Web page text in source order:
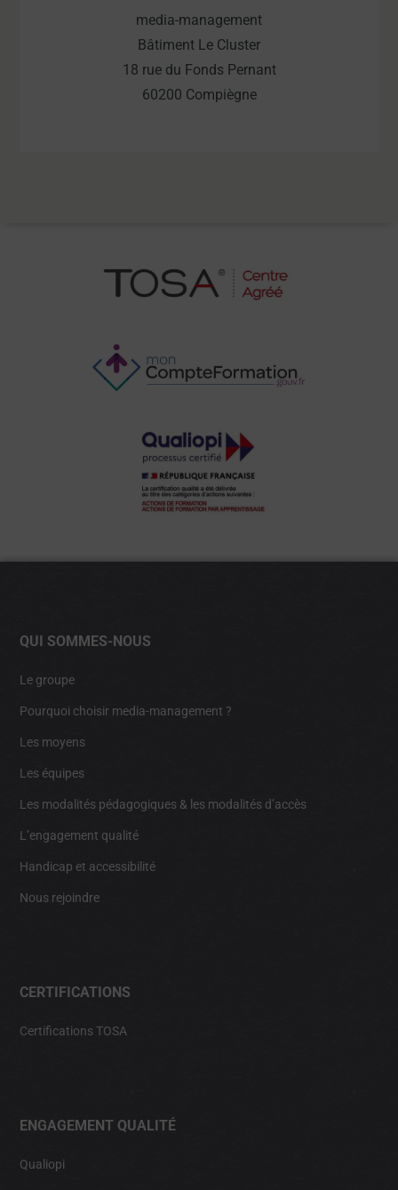
media-management
Bâtiment Le Cluster
18 rue du Fonds Pernant
60200 Compiègne
QUI SOMMES-NOUS
Le groupe
Pourquoi choisir media-management ?
Les moyens
Les équipes
Les modalités pédagogiques & les modalités d’accès
L’engagement qualité
Handicap et accessibilité
Nous rejoindre
CERTIFICATIONS
Certifications TOSA
ENGAGEMENT QUALITÉ
Qualiopi